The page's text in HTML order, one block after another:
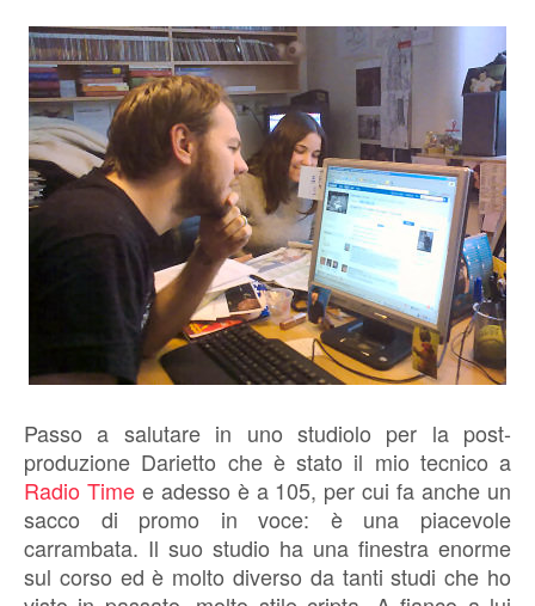
Passo a salutare in uno studiolo per la post-
produzione Darietto che è stato il mio tecnico a
Radio Timee adesso è a 105, per cui fa anche un
sacco di promo in voce: è una piacevole
carrambata. Il suo studio ha una finestra enorme
sul corso ed è molto diverso da tanti studi che ho